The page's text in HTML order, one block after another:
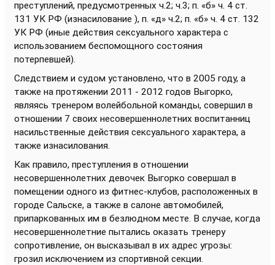
преступлений, предусмотренных ч.2; ч.3; п. «б» ч. 4 ст.
131 УК РФ (изнасилование ), п. «д» ч.2; п. «б» ч. 4 ст. 132
УК РФ (иные действия сексуального характера с
использованием беспомощного состояния
потерпевшей).
Следствием и судом установлено, что в 2005 году, а
также на протяжении 2011 - 2012 годов Выгорко,
являясь тренером волейбольной команды, совершил в
отношении 7 своих несовершеннолетних воспитанниц
насильственные действия сексуального характера, а
также изнасилования.
Как правило, преступления в отношении
несовершеннолетних девочек Выгорко совершал в
помещении одного из фитнес-клубов, расположенных в
городе Сальске, а также в салоне автомобилей,
припаркованных им в безлюдном месте. В случае, когда
несовершеннолетние пытались оказать тренеру
сопротивление, он высказывал в их адрес угрозы:
грозил исключением из спортивной секции.